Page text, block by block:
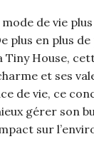
mode de vie
plus en plus
House,
et ses
de vie, ce
gérer son
sur